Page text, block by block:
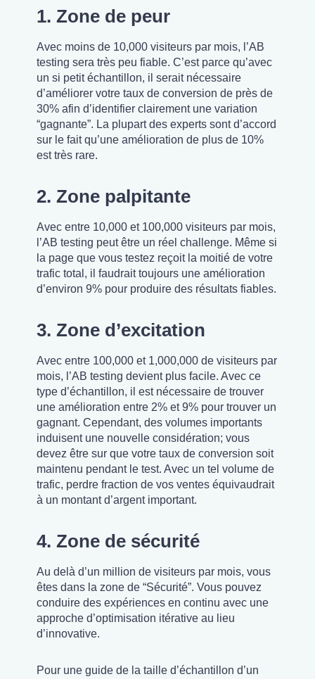
1. Zone de peur
Avec moins de 10,000 visiteurs par mois, l’AB
testing sera très peu fiable. C’est parce qu’avec
un si petit échantillon, il serait nécessaire
d’améliorer votre taux de conversion de près de
30% afin d’identifier clairement une variation
“gagnante”. La plupart des experts sont d’accord
sur le fait qu’une amélioration de plus de 10%
est très rare.
2. Zone palpitante
Avec entre 10,000 et 100,000 visiteurs par mois,
l’AB testing peut être un réel challenge. Même si
la page que vous testez reçoit la moitié de votre
trafic total, il faudrait toujours une amélioration
d’environ 9% pour produire des résultats fiables.
3. Zone d’excitation
Avec entre 100,000 et 1,000,000 de visiteurs par
mois, l’AB testing devient plus facile. Avec ce
type d’échantillon, il est nécessaire de trouver
une amélioration entre 2% et 9% pour trouver un
gagnant. Cependant, des volumes importants
induisent une nouvelle considération; vous
devez être sur que votre taux de conversion soit
maintenu pendant le test. Avec un tel volume de
trafic, perdre fraction de vos ventes équivaudrait
à un montant d’argent important.
4. Zone de sécurité
Au delà d’un million de visiteurs par mois, vous
êtes dans la zone de “Sécurité”. Vous pouvez
conduire des expériences en continu avec une
approche d’optimisation itérative au lieu
d’innovative.
Pour une guide de la taille d’échantillon d’un